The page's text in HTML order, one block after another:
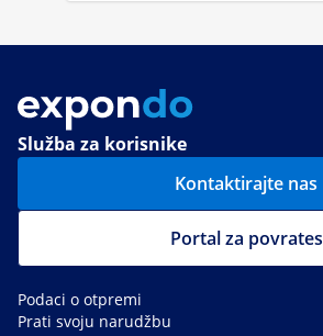
Služba za korisnike
Kontaktirajte nas
Portal za povrates
Podaci o otpremi
Prati svoju narudžbu